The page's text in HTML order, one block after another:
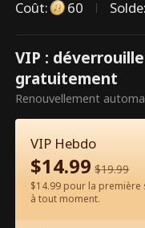
Ce sont
60
Coût: 60 Solde:
VIP :
gratuitement
Renouvellement
VIP Hebdo
$14.99 $19.99
$14.99 pour la première
à tout moment.